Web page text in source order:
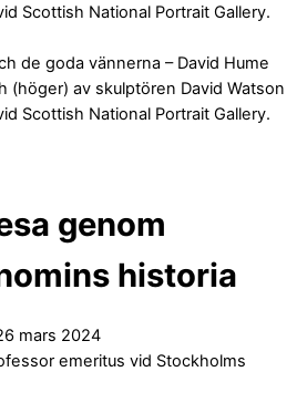
Scottish National Portrait Gallery.
de goda vännerna – David Hume
(höger) av skulptören David Watson
Scottish National Portrait Gallery.
genom
historia
mars 2024
emeritus vid Stockholms